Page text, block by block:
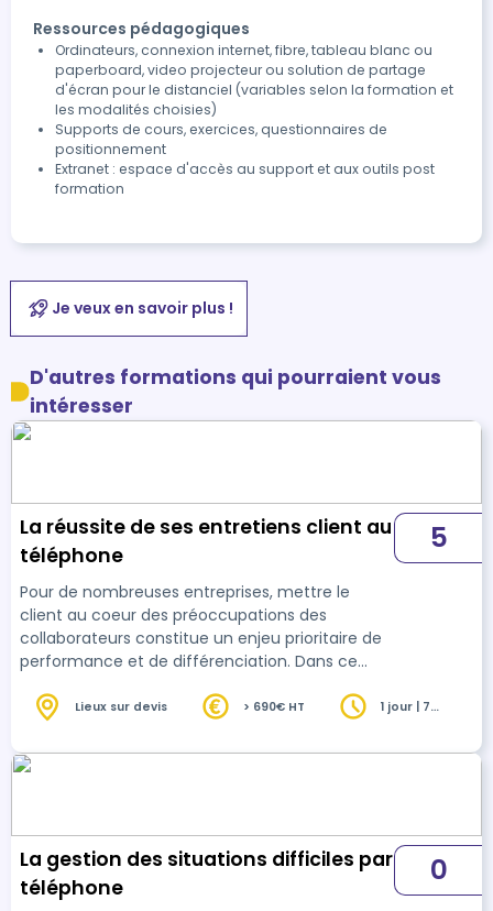
Ressources pédagogiques
Ordinateurs, connexion internet, fibre, tableau blanc ou
paperboard, video projecteur ou solution de partage
d'écran pour le distanciel (variables selon la formation et
les modalités choisies)
Supports de cours, exercices, questionnaires de
positionnement
Extranet : espace d'accès au support et aux outils post
formation
Je veux en savoir plus !
D'autres formations qui pourraient vous
intéresser
La réussite de ses entretiens client au
téléphone
Pour de nombreuses entreprises, mettre le
client au coeur des préoccupations des
collaborateurs constitue un enjeu prioritaire de
performance et de différenciation. Dans ce
charge de la relation client au téléphone de
formation va vous permettre de vous
approprier les fondamentaux d'une prise de
les réflex…
5
Lieux sur devis > 690€ HT
1 jour | 7
La gestion des situations difficiles par
téléphone
0